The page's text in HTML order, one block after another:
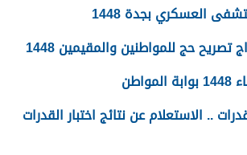
العسكري بجدة 1448
حج للمواطنين والمقيمين 1448
.. الاستعلام عن نتائج اختبار القدرات